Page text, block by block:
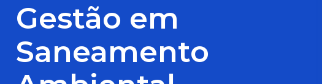
Gestão em
Saneamento